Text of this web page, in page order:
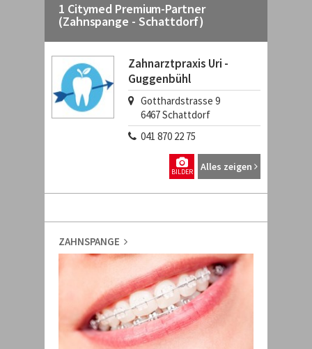
1 Citymed Premium-Partner
(Zahnspange - Schattdorf)
Zahnarztpraxis Uri -
Guggenbühl
Gotthardstrasse 9
6467Schattdorf
041 870 22 75
Alles zeigen
BILDER
ZAHNSPANGE